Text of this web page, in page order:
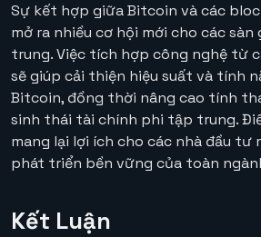
Sự kết hợp giữa Bitcoin và các
mở ra nhiều cơ hội mới cho các
trung. Việc tích hợp công nghệ từ
sẽ giúp cải thiện hiệu suất và tính
Bitcoin, đồng thời nâng cao tính
sinh thái tài chính phi tập trung.
mang lại lợi ích cho các nhà đầu tư
phát triển bền vững của toàn
Kết Luận